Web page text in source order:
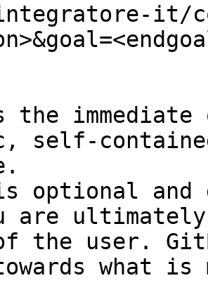
it/
the
self-
optional and
are
the user.
what